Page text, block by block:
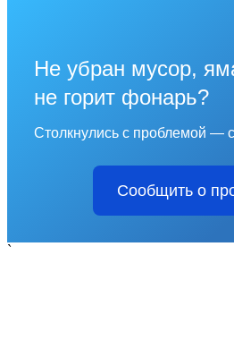
Не убран мусор,
не горит фонарь?
Столкнулись с проблемой —
Сообщить о
`